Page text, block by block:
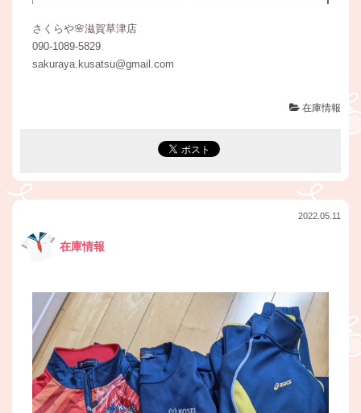
さくらや🌸滋賀草津店
090-1089-5829
sakuraya.kusatsu@gmail.com
在庫情報
2022.05.11
在庫情報